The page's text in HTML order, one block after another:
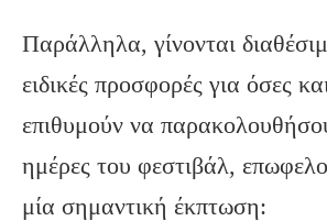
Παράλληλα, γίνονται
ειδικές προσφορές για όσες
επιθυμούν να
ημέρες του φεστιβάλ,
μία σημαντική έκπτωση: